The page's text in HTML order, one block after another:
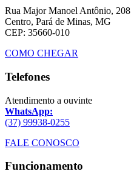
Rua Major Manoel Antônio, 208
Centro, Pará de Minas, MG
CEP: 35660-010
COMO CHEGAR
Telefones
Atendimento a ouvinte
WhatsApp:
(37) 99938-0255
FALE CONOSCO
Funcionamento